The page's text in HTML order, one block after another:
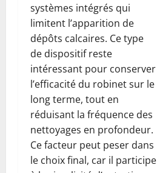
systèmes intégrés qui
limitent l’apparition de
dépôts calcaires. Ce type
de dispositif reste
intéressant pour conserver
l’efficacité du robinet sur le
long terme, tout en
réduisant la fréquence des
nettoyages en profondeur.
Ce facteur peut peser dans
le choix final, car il participe